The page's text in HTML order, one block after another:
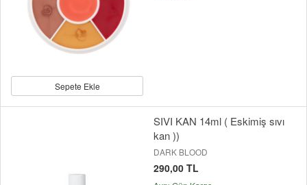
Sepete Ekle
SIVI KAN 14ml ( Eskimiş sıvı
kan ))
DARK BLOOD
290,00 TL